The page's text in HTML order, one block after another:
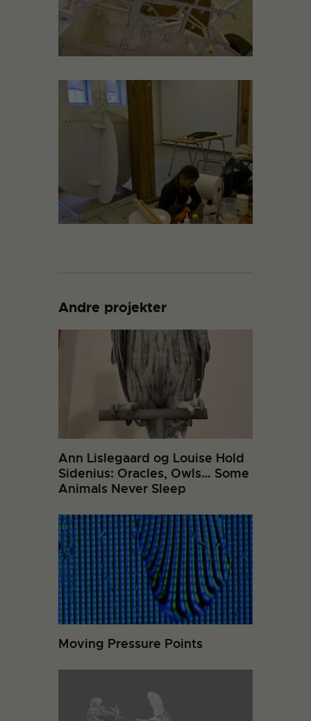
Andre projekter
Ann Lislegaard og Louise Hold
Sidenius: Oracles, Owls… Some
Animals Never Sleep
Moving Pressure Points